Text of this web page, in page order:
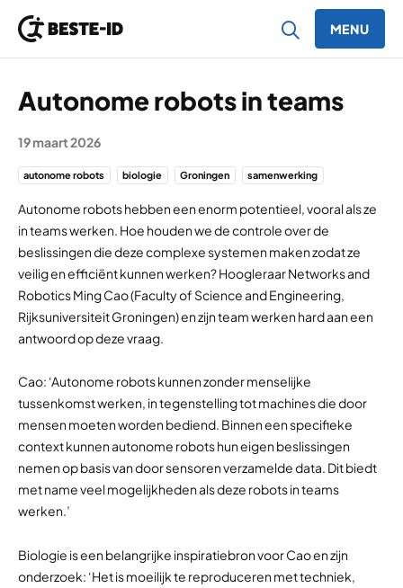
MENU
Autonome robots in teams
19 maart 2026
autonome robots biologie Groningen samenwerking
Autonome robots hebben een enorm potentieel, vooral als ze
in teams werken. Hoe houden we de controle over de
beslissingen die deze complexe systemen maken zodat ze
veilig en efficiënt kunnen werken? Hoogleraar Networks and
Robotics Ming Cao (Faculty of Science and Engineering,
Rijksuniversiteit Groningen) en zijn team werken hard aan een
antwoord op deze vraag.
Cao: ‘Autonome robots kunnen zonder menselijke
tussenkomst werken, in tegenstelling tot machines die door
mensen moeten worden bediend. Binnen een specifieke
context kunnen autonome robots hun eigen beslissingen
nemen op basis van door sensoren verzamelde data. Dit biedt
met name veel mogelijkheden als deze robots in teams
werken.’
Biologie is een belangrijke inspiratiebron voor Cao en zijn
onderzoek: ‘Het is moeilijk te reproduceren met techniek,